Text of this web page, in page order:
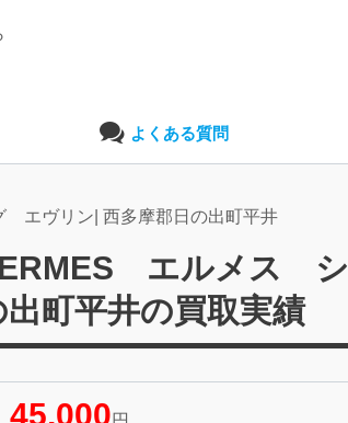
よくある質問
ヴリン| 西多摩郡日の出町平井
エルメス シ
町平井の買取実績
45,000